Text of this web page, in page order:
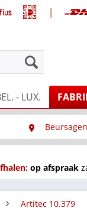
|
- LUX.
op afspraak
Artitec 10.379